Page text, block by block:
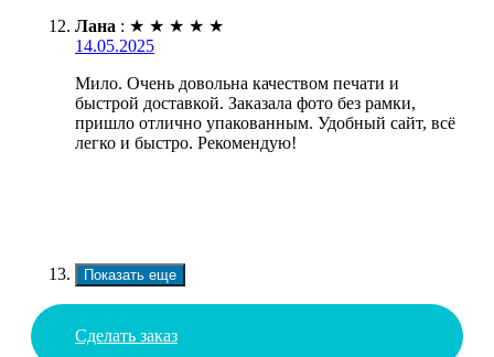
Лана : ★ ★ ★ ★ ★
14.05.2025
Мило. Очень довольна качеством печати и
быстрой доставкой. Заказала фото без рамки,
пришло отлично упакованным. Удобный сайт, всё
легко и быстро. Рекомендую!
Показать еще
Сделать заказ